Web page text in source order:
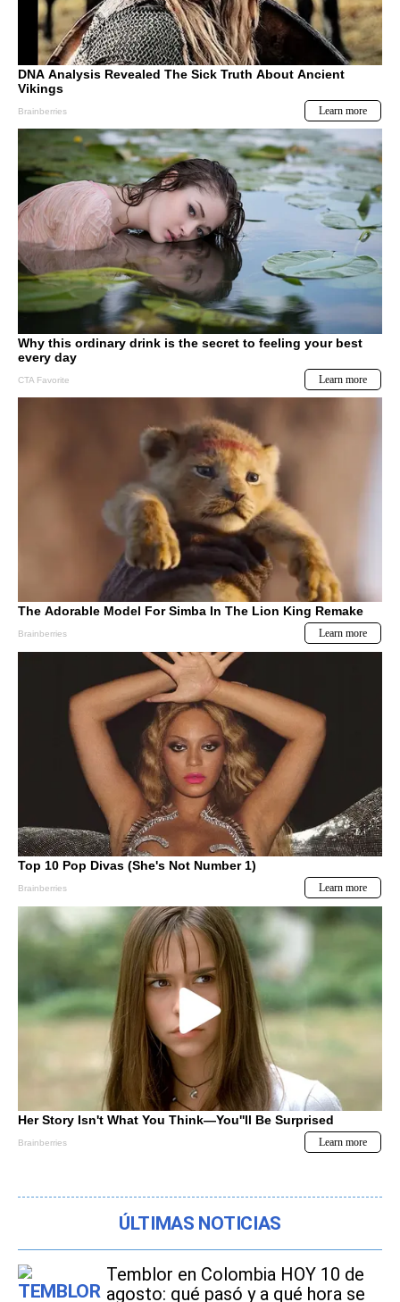
ÚLTIMAS NOTICIAS
Temblor en Colombia HOY 10 de
agosto: qué pasó y a qué hora se